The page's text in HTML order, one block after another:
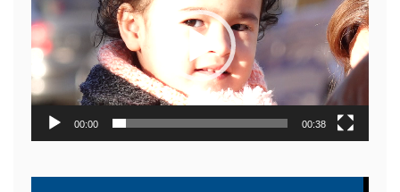
video
00:00 00:38